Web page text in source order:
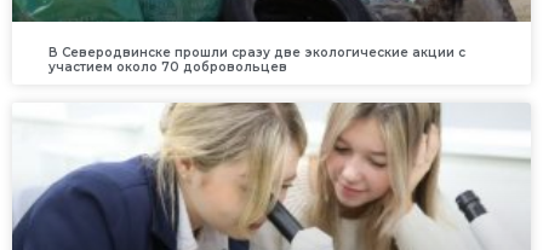
В Северодвинске прошли сразу две экологические акции с
участием около 70 добровольцев